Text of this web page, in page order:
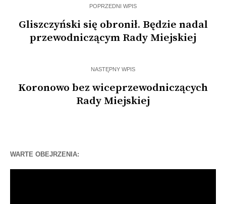
POPRZEDNI WPIS
Gliszczyński się obronił. Będzie nadal
przewodniczącym Rady Miejskiej
NASTĘPNY WPIS
Koronowo bez wiceprzewodniczących
Rady Miejskiej
WARTE OBEJRZENIA: